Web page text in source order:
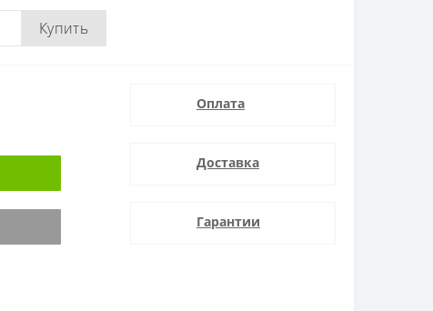
Купить
Оплата
Доставка
Гарантии